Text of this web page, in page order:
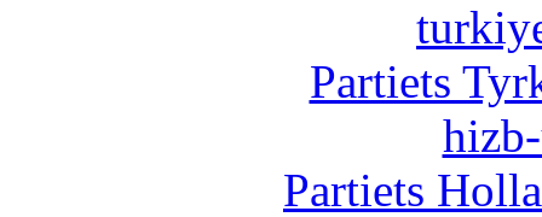
Partiets
Partiets